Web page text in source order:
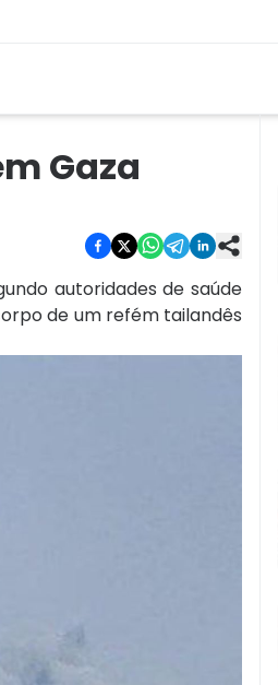
Gaza
autoridades de saúde
de um refém tailandês